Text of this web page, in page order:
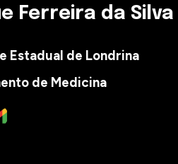
Ferreira da Silva
Estadual de Londrina
de Medicina